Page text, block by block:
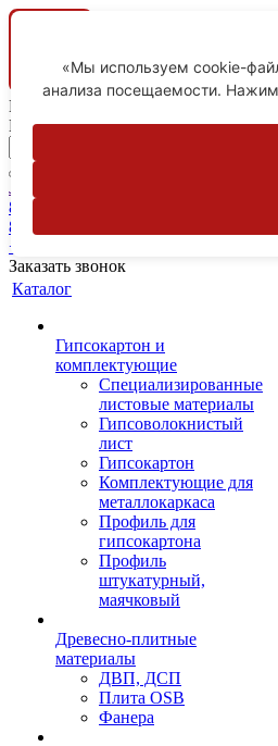
Ваш город
Пятигорск
Личный кабинет
8-800-775-59-89
8-800-775-59-89
+7 918 754-83-77
Заказать звонок
Каталог
Гипсокартон и
комплектующие
Специализированные
листовые материалы
Гипсоволокнистый
лист
Гипсокартон
Комплектующие для
металлокаркаса
Профиль для
гипсокартона
Профиль
штукатурный,
маячковый
Древесно-плитные
материалы
ДВП, ДСП
Плита OSB
Фанера
«Мы используем cookie-
анализа посещаемости.